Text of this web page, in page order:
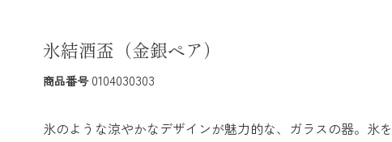
氷結酒盃（金銀ペア）
商品番号 0104030303
氷のような涼やかなデザインが魅力的な、ガラスの器。氷